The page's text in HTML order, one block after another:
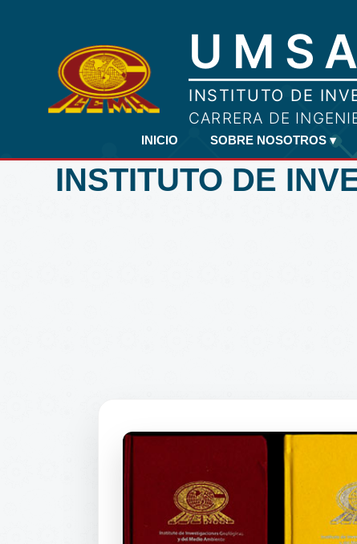
INICIO SOBRE NOSOTROS ▾
INSTITUTO DE